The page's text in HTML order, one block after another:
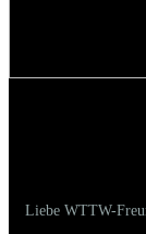
Liebe WTTW-